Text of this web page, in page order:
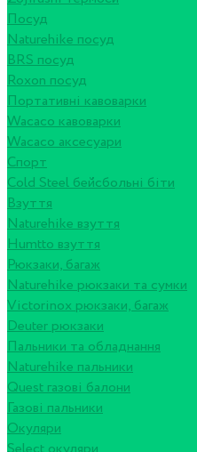
Посуд
Naturehike посуд
BRS посуд
Roxon посуд
Портативні кавоварки
Wacaco кавоварки
Wacaco аксесуари
Спорт
Cold Steel бейсбольні біти
Взуття
Naturehike взуття
Humtto взуття
Рюкзаки, багаж
Naturehike рюкзаки та сумки
Victorinox рюкзаки, багаж
Deuter рюкзаки
Пальники та обладнання
Naturehike пальники
Quest газові балони
Газові пальники
Окуляри